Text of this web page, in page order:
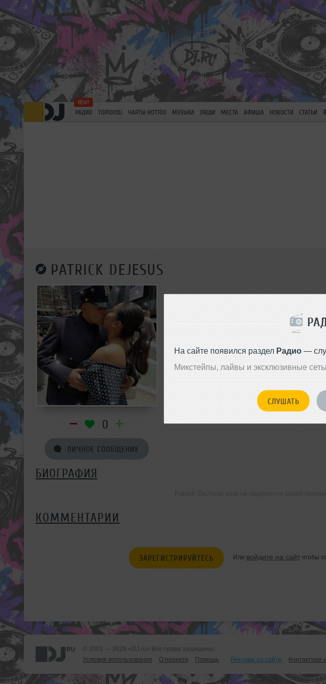
На сайте появился раздел Радио—
Микстейпы, лайвы и эксклюзивные
СЛУШАТЬ
РАДИО TOP100DJ ЧАРТЫ HOT100 МУЗЫКА ЛЮДИ МЕСТА АФИША НОВОСТИ СТАТЬИ
PATRICK DEJESUS
0
ЛИЧНОЕ СООБЩЕНИЕ
БИОГРАФИЯ
КОММЕНТАРИИ
ЗАРЕГИСТРИРУЙТЕСЬ Или войдите на сайтчтобы
© 2001 — 2026 «DJ.ru» Все права защищены.
Условия использования
О проекте Помощь Реклама на сайте Контактная